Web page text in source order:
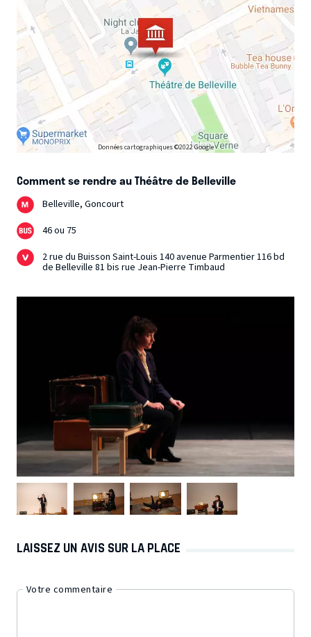
Données cartographiques ©2022 Google
Comment se rendre au Théâtre de Belleville
Belleville, Goncourt
46 ou 75
2 rue du Buisson Saint-Louis 140 avenue Parmentier 116 bd
de Belleville 81 bis rue Jean-Pierre Timbaud
LAISSEZ UN AVIS SUR LA PLACE
Votre commentaire